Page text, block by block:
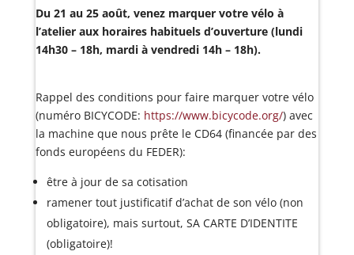
Du 21 au 25 août, venez marquer votre vélo à
l’atelier aux horaires habituels d’ouverture (lundi
14h30 – 18h, mardi à vendredi 14h – 18h).
Rappel des conditions pour faire marquer votre vélo
(numéro BICYCODE: https://www.bicycode.org/) avec
la machine que nous prête le CD64 (financée par des
fonds européens du FEDER):
être à jour de sa cotisation
ramener tout justificatif d’achat de son vélo (non
obligatoire), mais surtout, SA CARTE D’IDENTITE
(obligatoire)!